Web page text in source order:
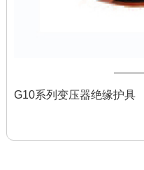
G10系列变压器绝缘护具